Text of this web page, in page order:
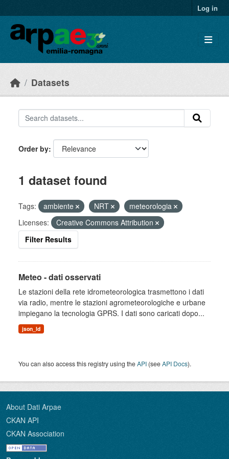
Log in
Datasets
Order by
1 dataset found
Tags: ambiente NRT
meteorologia
Licenses:
Creative Commons Attribution
Filter Results
Meteo - dati osservati
Le stazioni della rete idrometeorologica trasmettono i dati
via radio, mentre le stazioni agrometeorologiche e urbane
impiegano la tecnologia GPRS. I dati sono caricati dopo...
json_ld
You can also access this registry using theAPI (seeAPI Docs).
About Dati Arpae
CKAN API
CKAN Association